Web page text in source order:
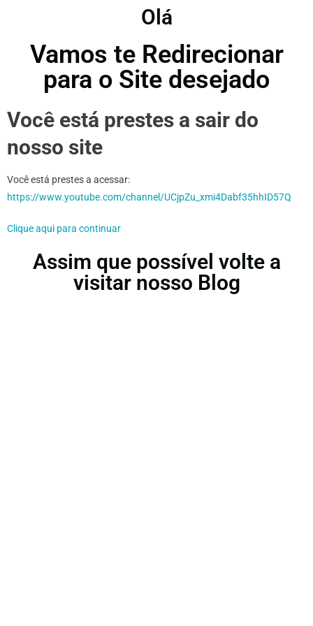
Olá
Vamos te Redirecionar
para o Site desejado
Você está prestes a sair do
nosso site
Você está prestes a acessar:
https://www.youtube.com/channel/UCjpZu_xmi4Dabf35hhID57Q
Clique aqui para continuar
Assim que possível volte a
visitar nosso Blog